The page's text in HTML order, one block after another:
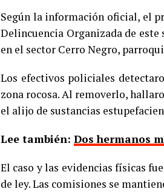
Según la información oficial, el
Delincuencia Organizada de
en el sector Cerro Negro,
Los efectivos policiales
zona rocosa. Al removerlo,
el alijo de sustancias
Lee también: Dos hermanos
El caso y las evidencias físicas
de ley. Las comisiones se